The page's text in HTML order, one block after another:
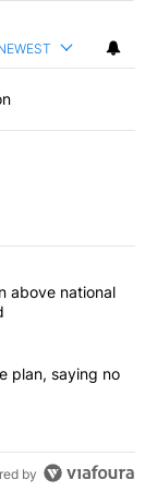
articles in the last
remain
above national
Gaza peace
plan, saying no
by